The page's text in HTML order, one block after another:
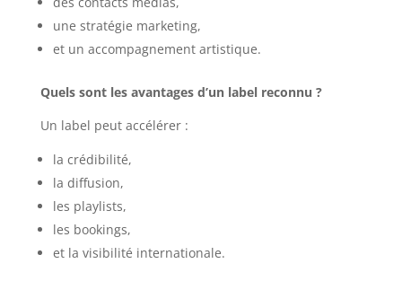
une stratégie marketing,
et un accompagnement artistique.
Quels sont les avantages d’un label reconnu ?
Un label peut accélérer :
la crédibilité,
la diffusion,
les playlists,
les bookings,
et la visibilité internationale.